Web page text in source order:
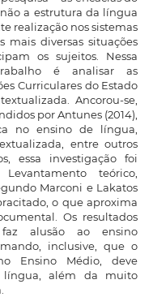
a estrutura da língua
realização nos sistemas
mais diversas situações
os sujeitos. Nessa
é analisar as
Curriculares do Estado
Ancorou-se,
por Antunes (2014),
no ensino de língua,
entre outros
essa investigação foi
teórico,
Marconi e Lakatos
o que aproxima
Os resultados
alusão ao ensino
inclusive, que o
Ensino Médio, deve
língua, além da muito